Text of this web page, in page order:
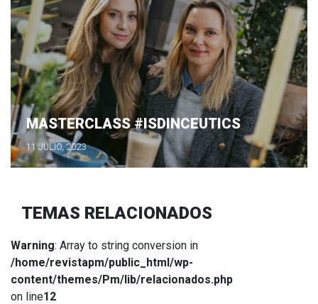
MASTERCLASS #ISDINCEUTICS
11 JULIO, 2023
TEMAS RELACIONADOS
Warning: Array to string conversion in
/home/revistapm/public_html/wp-
content/themes/Pm/lib/relacionados.php
on line12